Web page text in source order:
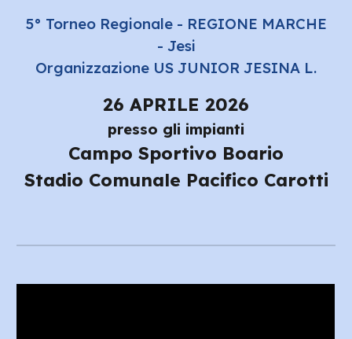
5° Torneo Regionale - REGIONE MARCHE
- Jesi
Organizzazione US JUNIOR JESINA L.
26 APRILE 2026
presso gli impianti
Campo Sportivo Boario
Stadio Comunale Pacifico Carotti